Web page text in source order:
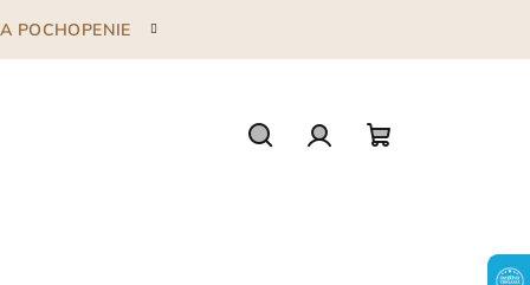
POCHOPENIE